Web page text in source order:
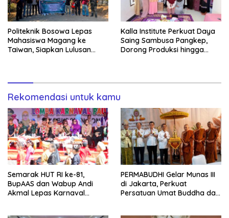
Politeknik Bosowa Lepas
Mahasiswa Magang ke
Taiwan, Siapkan Lulusan
Kalla Institute Perkuat Daya
Saing Sambusa Pangkep,
Dorong Produksi hingga
Rekomendasi untuk kamu
Semarak HUT RI ke-81,
BupAAS dan Wabup Andi
Akmal Lepas Karnaval
PERMABUDHI Gelar Munas III
di Jakarta, Perkuat
Persatuan Umat Buddha dan